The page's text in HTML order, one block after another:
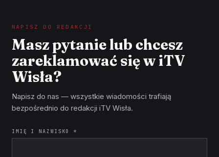
NAPISZ DO REDAKCJI
Masz pytanie lub chcesz
zareklamować się w iTV
Wisła?
Napisz do nas — wszystkie wiadomości trafiają
bezpośrednio do redakcji iTV Wisła.
IMIĘ I NAZWISKO *